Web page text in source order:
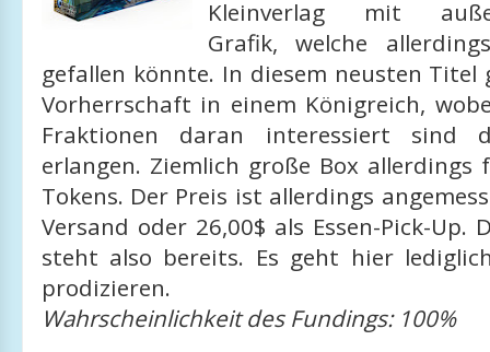
Kleinverlag mit
Grafik, welche
gefallen könnte. In diesem neusten Titel
Vorherrschaft in einem Königreich,
Fraktionen daran interessiert sind
erlangen. Ziemlich große Box
Tokens. Der Preis ist allerdings
Versand oder 26,00$ als Essen-Pick-Up.
steht also bereits. Es geht hier
prodizieren.
Wahrscheinlichkeit des Fundings: 100%